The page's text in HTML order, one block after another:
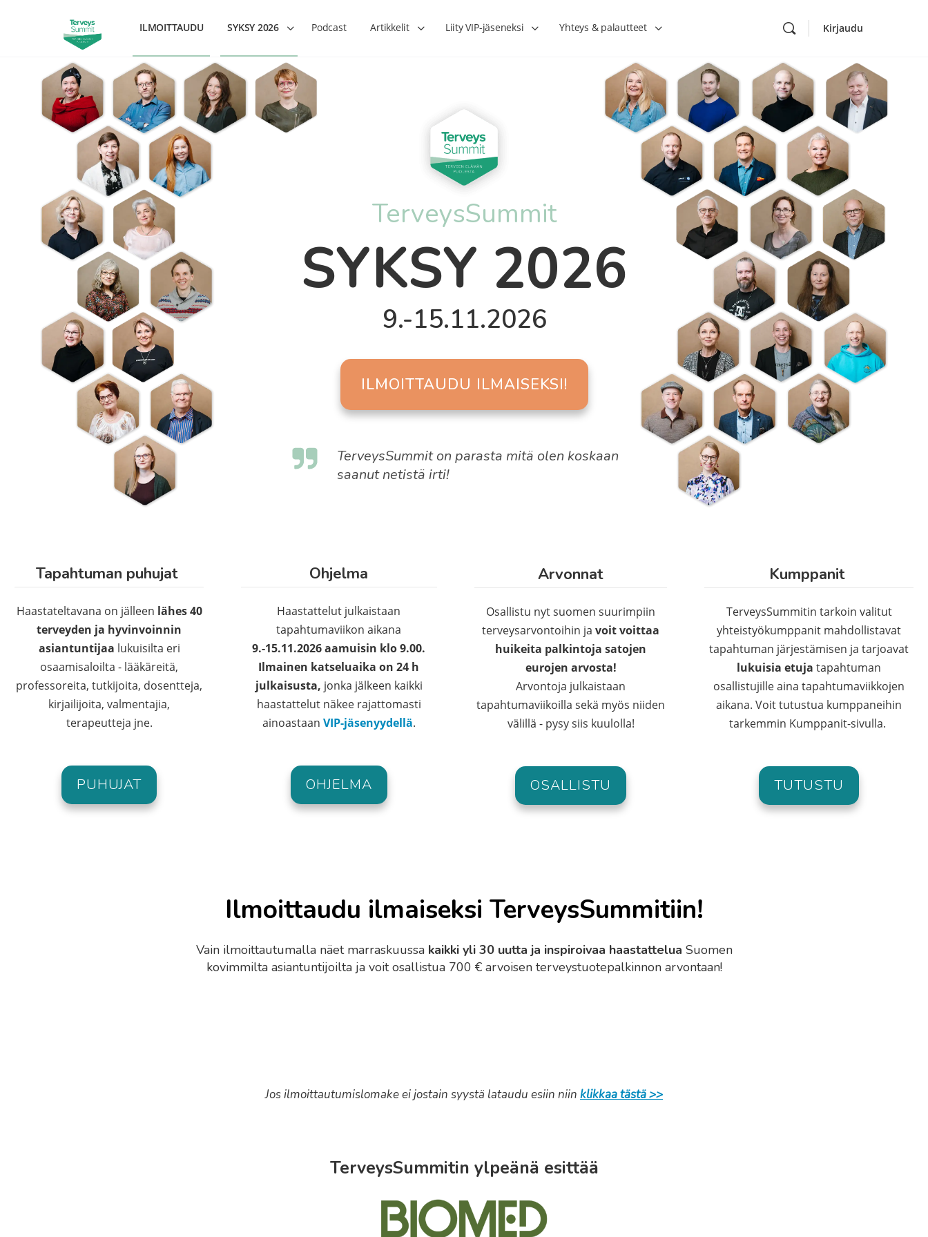
ILMOITTAUDU SYKSY 2026 Podcast Artikkelit Liity VIP-jäseneksi Yhteys & palautteet Kirjaudu
TerveysSummit
SYKSY 2026
9.-15.11.2026
ILMOITTAUDU ILMAISEKSI!
TerveysSummit on parasta mitä olen koskaan
saanut netistä irti!
Tapahtuman puhujat
Haastateltavana on jälleen lähes 40
terveyden ja hyvinvoinnin
asiantuntijaa lukuisilta eri
osaamisaloilta - lääkäreitä,
professoreita, tutkijoita, dosentteja,
kirjailijoita, valmentajia,
terapeutteja jne.
PUHUJAT
Ohjelma
Haastattelut julkaistaan
tapahtumaviikon aikana
9.-15.11.2026 aamuisin klo 9.00.
Ilmainen katseluaika on 24 h
julkaisusta, jonka jälkeen kaikki
haastattelut näkee rajattomasti
ainoastaan VIP-jäsenyydellä.
OHJELMA
Arvonnat
Osallistu nyt suomen suurimpiin
terveysarvontoihin javoit voittaa
huikeita palkintoja satojen
eurojen arvosta!
Arvontoja julkaistaan
tapahtumaviikoilla sekä myös niiden
välillä - pysy siis kuulolla!
OSALLISTU
Kumppanit
TerveysSummitin tarkoin valitut
yhteistyökumppanit mahdollistavat
tapahtuman järjestämisen ja tarjoavat
lukuisia etuja tapahtuman
osallistujille aina tapahtumaviikkojen
aikana. Voit tutustua kumppaneihin
tarkemmin Kumppanit-sivulla.
TUTUSTU
Ilmoittaudu ilmaiseksi TerveysSummitiin!
Vain ilmoittautumalla näet marraskuussa kaikki yli 30uutta ja inspiroivaa haastattelua Suomen
kovimmilta asiantuntijoilta ja voit osallistua 700 € arvoisen terveystuotepalkinnon arvontaan!
Jos ilmoittautumislomake ei jostain syystä lataudu esiin niin klikkaa tästä >>
TerveysSummitin ylpeänä esittää